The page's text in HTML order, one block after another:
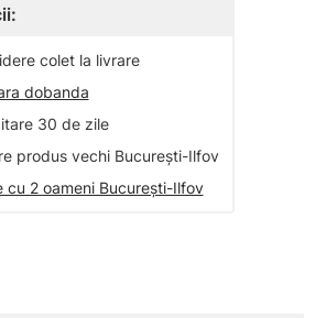
colet la livrare
dobanda
30 de zile
produs vechi București-Ilfov
cu 2 oameni București-Ilfov